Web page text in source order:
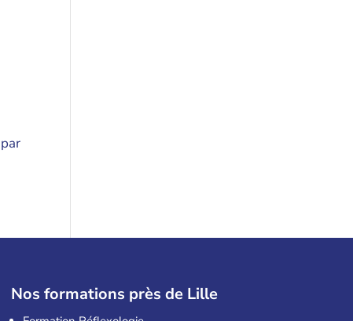
Nos formations près de Lille